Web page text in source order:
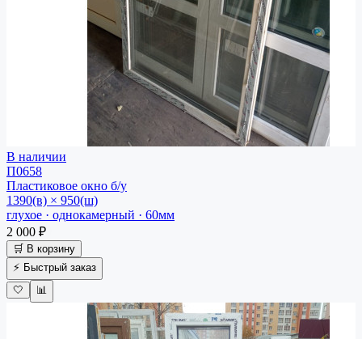
В наличии
П0658
Пластиковое окно б/у
1390(в) × 950(ш)
глухое · однокамерный · 60мм
2 000 ₽
🛒 В корзину
⚡ Быстрый заказ
🤍
📊